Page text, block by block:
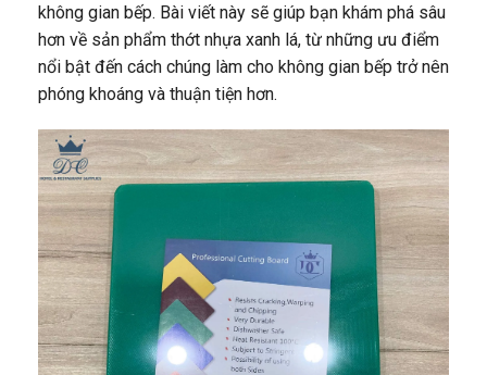
không gian bếp. Bài viết này sẽ giúp bạn khám phá sâu
hơn về sản phẩm thớt nhựa xanh lá, từ những ưu điểm
nổi bật đến cách chúng làm cho không gian bếp trở nên
phóng khoáng và thuận tiện hơn.